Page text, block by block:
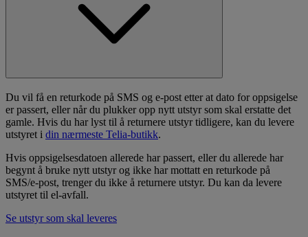
Du vil få en returkode på SMS og e-post etter at dato for oppsigelse
er passert, eller når du plukker opp nytt utstyr som skal erstatte det
gamle. Hvis du har lyst til å returnere utstyr tidligere, kan du levere
utstyret i din nærmeste Telia-butikk.
Hvis oppsigelsesdatoen allerede har passert, eller du allerede har
begynt å bruke nytt utstyr og ikke har mottatt en returkode på
SMS/e-post, trenger du ikke å returnere utstyr. Du kan da levere
utstyret til el-avfall.
Se utstyr som skal leveres